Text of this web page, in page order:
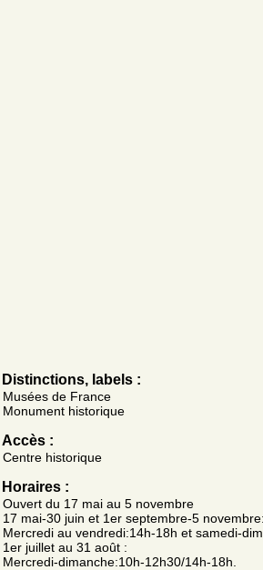
Distinctions, labels :
Musées de France
Monument historique
Accès :
Centre historique
Horaires :
Ouvert du 17 mai au 5 novembre
17 mai-30 juin et 1er septembre-5 novembre:
Mercredi au vendredi:14h-18h et samedi-
1er juillet au 31 août :
Mercredi-dimanche:10h-12h30/14h-18h.